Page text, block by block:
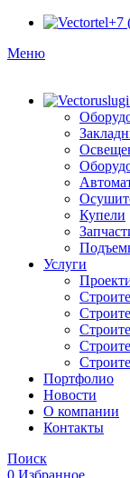
+7
Меню
Купели
Услуги
Портфолио
Новости
O компании
Контакты
Поиск
0 Избранное